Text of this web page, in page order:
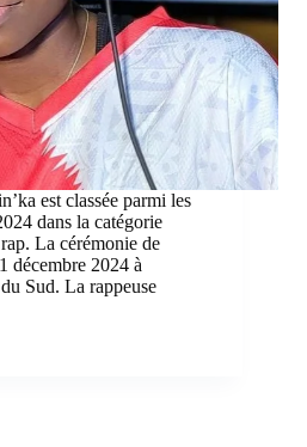
est classée parmi les
dans la catégorie
La cérémonie de
décembre 2024 à
Sud. La rappeuse